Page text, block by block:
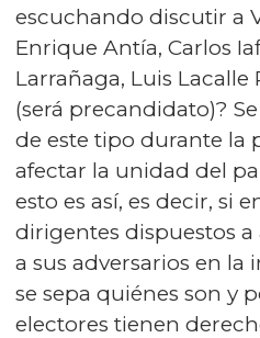
escuchando discutir a
Enrique Antía, Carlos
Larrañaga, Luis Lacalle
(será precandidato)?
de este tipo durante la
afectar la unidad del
esto es así, es decir, si
dirigentes dispuestos
a sus adversarios en la
se sepa quiénes son y
electores tienen